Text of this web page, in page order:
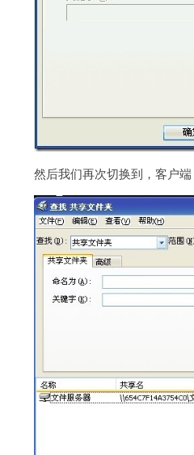
然后我们再次切换到，客户端